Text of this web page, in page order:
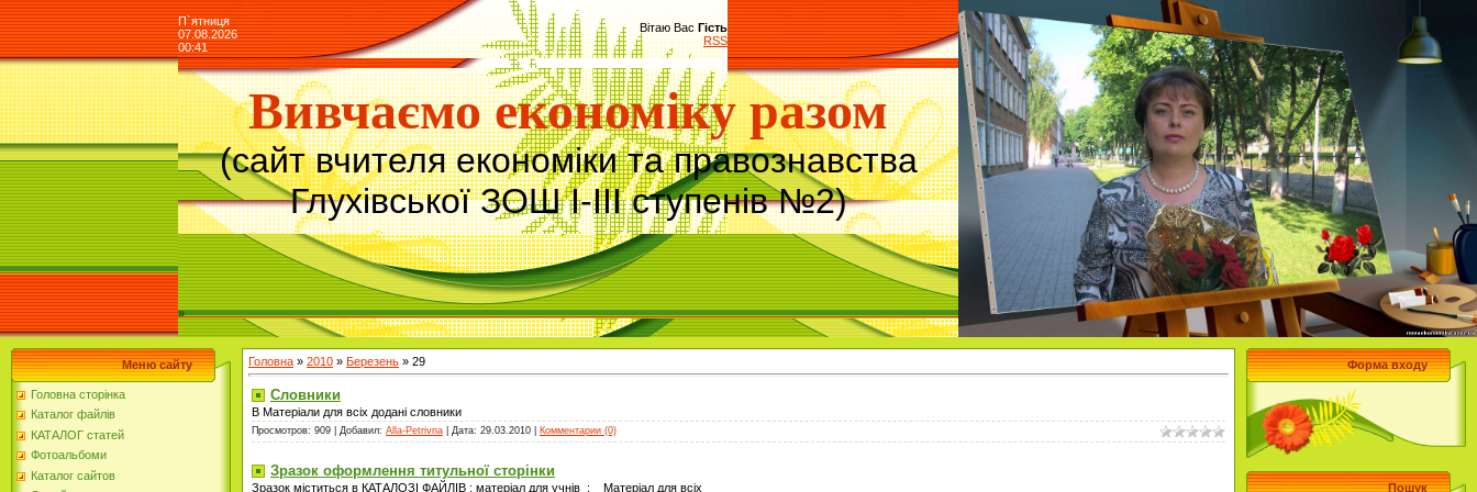
П`ятниця
07.08.2026
00:41
Вітаю Вас Гість
RSS
Вивчаємо економіку разом
(сайт вчителя економіки та правознавства
Глухівської ЗОШ І-ІІІ ступенів №2)
»
Меню сайту
Головна сторінка
Каталог файлів
КАТАЛОГ статей
Фотоальбоми
Каталог сайтов
Головна » 2010 » Березень » 29
Словники
В Матеріали для всіх додані словники
Просмотров: 909 | Добавил: Alla-Petrivna | Дата: 29.03.2010 Комментарии (0)
Зразок оформлення титульної сторінки
Зразок міститься в КАТАЛОЗІ ФАЙЛІВ ; матеріал для учнів ; Матеріал для всіх
Форма входу
Пошук